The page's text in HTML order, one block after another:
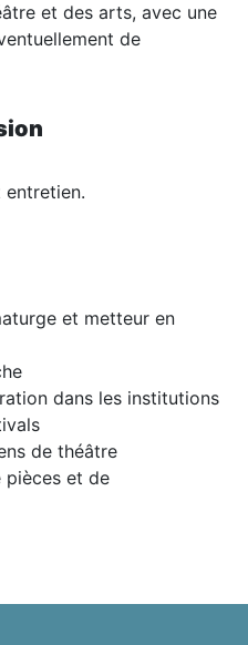
et des arts, avec une
de
entretien.
et metteur en
dans les institutions
de théâtre
pièces et de